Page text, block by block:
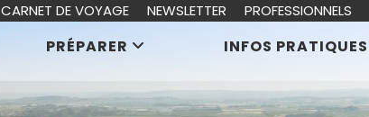
PRÉPARER INFOS PRATIQUES
CARNET DE VOYAGE NEWSLETTER PROFESSIONNELS